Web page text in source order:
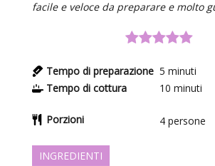
facile e veloce da preparare e molto
Tempo di preparazione 5 minuti
Tempo di cottura
10 minuti
Porzioni 4 persone
INGREDIENTI